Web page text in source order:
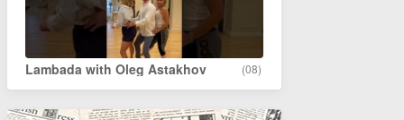
Lambada with Oleg Astakhov (08)